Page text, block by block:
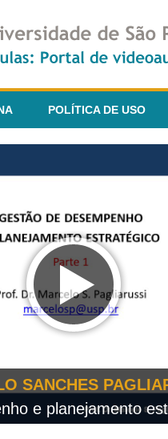
POLÍTICA DE USO
SANCHES
e planejamento